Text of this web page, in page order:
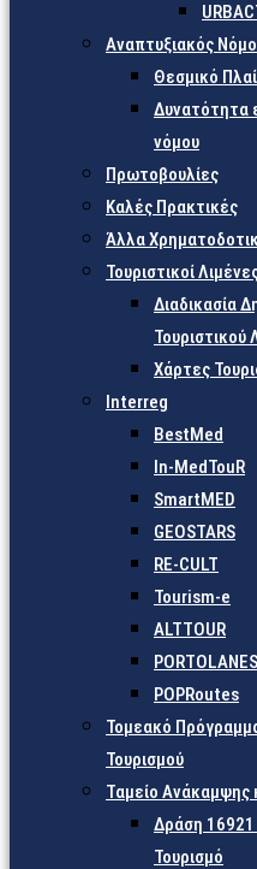
Αναπτυξιακός
Θεσμικό
Δυνατότητα
νόμου
Πρωτοβουλίες
Καλές Πρακτικές
Άλλα
Τουριστικοί
Διαδικασία
Τουριστικού
Χάρτες
Interreg
BestMed
In-MedTouR
SmartMED
GEOSTARS
RE-CULT
Tourism-e
ALTTOUR
PORTOLANES
POPRoutes
Τομεακό
Τουρισμού
Ταμείο Ανάκαμψης
Δράση 16921
Τουρισμό